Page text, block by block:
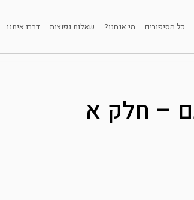
כל הסיפורים מי אנחנו? שאלות נפוצות דברו איתנו
– חלק א